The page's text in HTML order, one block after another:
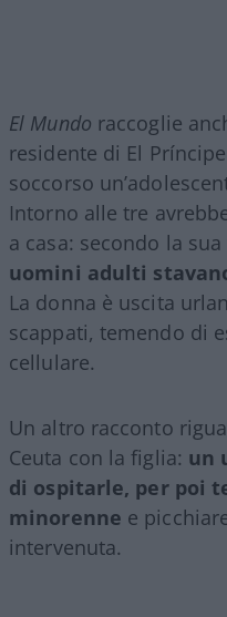
El Mundo raccoglie
residente di El
soccorso
Intorno alle tre
a casa: secondo la
uomini adulti
La donna è uscita
scappati, temendo di
cellulare.
Un altro racconto
Ceuta con la figlia: un
di ospitarle, per poi
minorenne e
intervenuta.